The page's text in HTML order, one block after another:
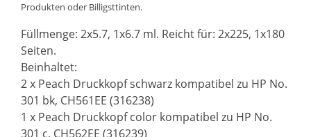
Produkten oder Billigsttinten.
Füllmenge: 2x5.7, 1x6.7 ml. Reicht für: 2x225, 1x180
Seiten.
Beinhaltet:
2 x Peach Druckkopf schwarz kompatibel zu HP No.
301 bk, CH561EE (316238)
1 x Peach Druckkopf color kompatibel zu HP No.
301 c, CH562EE (316239)